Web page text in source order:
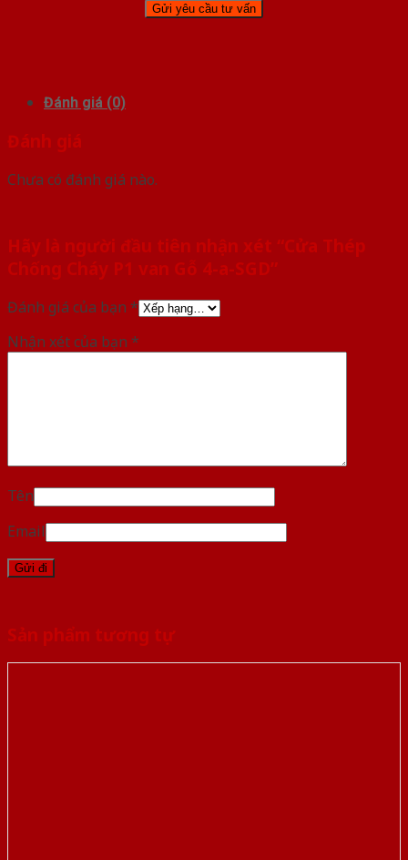
Đánh giá (0)
Đánh giá
Chưa có đánh giá nào.
Hãy là người đầu tiên nhận xét “Cửa Thép
Chống Cháy P1 van Gỗ 4-a-SGD”
Đánh giá của bạn *
Nhận xét của bạn *
Tên
Email
Sản phẩm tương tự